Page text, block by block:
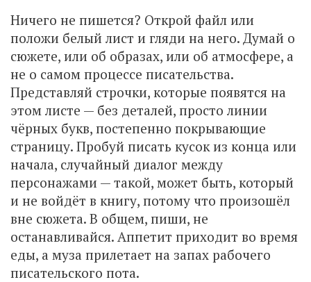
Ничего не пишется? Открой файл или
положи белый лист и гляди на него. Думай о
сюжете, или об образах, или об атмосфере, а
не о самом процессе писательства.
Представляй строчки, которые появятся на
этом листе — без деталей, просто линии
чёрных букв, постепенно покрывающие
страницу. Пробуй писать кусок из конца или
начала, случайный диалог между
персонажами — такой, может быть, который
и не войдёт в книгу, потому что произошёл
вне сюжета. В общем, пиши, не
останавливайся. Аппетит приходит во время
еды, а муза прилетает на запах рабочего
писательского пота.